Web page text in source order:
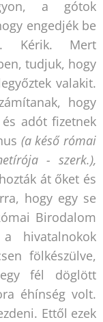
a gótok
engedjék be
Kérik. Mert
tudjuk, hogy
valakit.
hogy
adót fizetnek
(a késő római
- szerk.),
át őket és
hogy egy se
Birodalom
hivatalnokok
fölkészülve,
fél döglött
éhínség volt.
Ettől ezek